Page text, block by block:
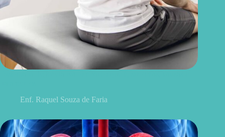
Enf. Raquel Souza de Faria